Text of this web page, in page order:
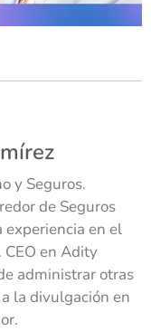
y Seguros.
de Seguros
en el
CEO en Adity
administrar otras
la divulgación en